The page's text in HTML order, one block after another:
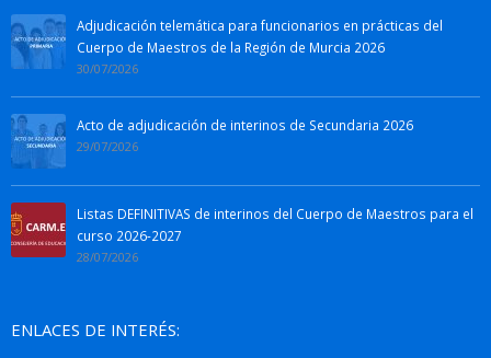
Adjudicación telemática para funcionarios en prácticas del
Cuerpo de Maestros de la Región de Murcia 2026
30/07/2026
Acto de adjudicación de interinos de Secundaria 2026
29/07/2026
Listas DEFINITIVAS de interinos del Cuerpo de Maestros para el
curso 2026-2027
28/07/2026
ENLACES DE INTERÉS: